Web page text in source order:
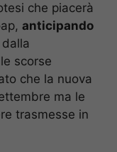
che piacerà
anticipando
scorse
che la nuova
ma le
trasmesse in